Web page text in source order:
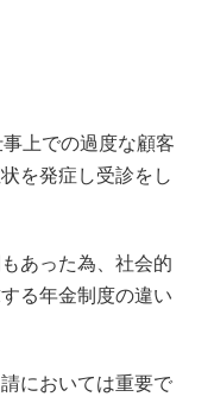
上での過度な顧客
を発症し受診をし
あった為、社会的
る年金制度の違い
においては重要で